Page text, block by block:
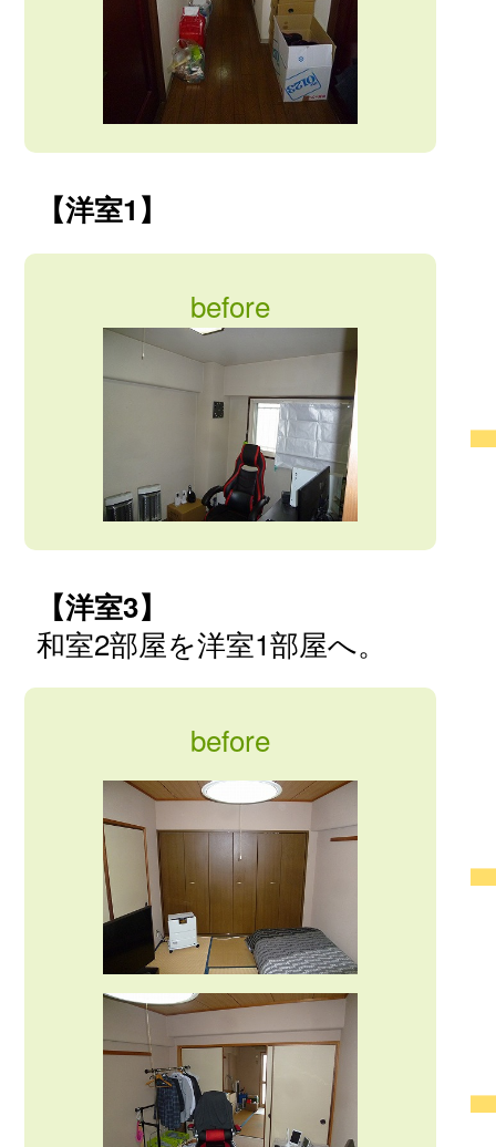
【洋室1】
before
【洋室3】
和室2部屋を洋室1部屋へ。
before